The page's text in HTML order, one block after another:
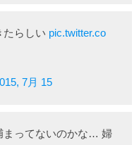
たらしい pic.twitter.co
7月 15
まってないのかな… 婦